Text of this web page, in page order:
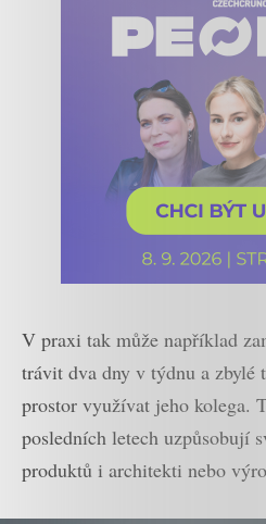
V praxi tak může například
trávit dva dny v týdnu a zbylé
prostor využívat jeho kolega.
posledních letech uzpůsobují
produktů i architekti nebo